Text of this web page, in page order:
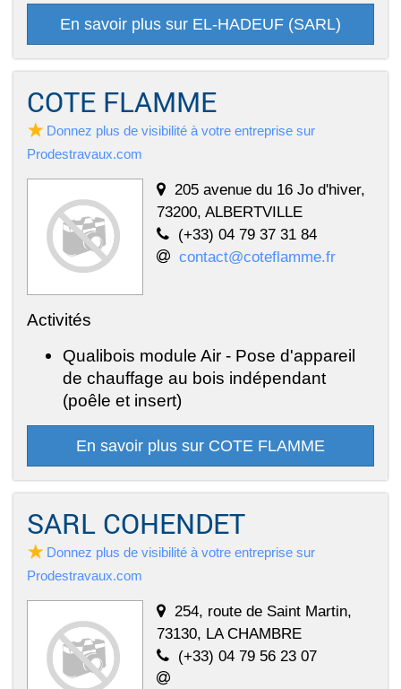
En savoir plus sur EL-HADEUF (SARL)
COTE FLAMME
Donnez plus de visibilité à votre entreprise sur
Prodestravaux.com
205 avenue du 16 Jo d'hiver,
73200, ALBERTVILLE
(+33) 04 79 37 31 84
contact@coteflamme.fr
Activités
Qualibois module Air - Pose d'appareil
de chauffage au bois indépendant
(poêle et insert)
En savoir plus sur COTE FLAMME
SARL COHENDET
Donnez plus de visibilité à votre entreprise sur
Prodestravaux.com
254, route de Saint Martin,
73130, LA CHAMBRE
(+33) 04 79 56 23 07